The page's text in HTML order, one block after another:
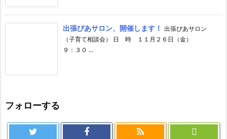
出張ぴあサロン、開催します！ 出張ぴあサロン
（子育て相談会） 日 時 １１月２６日（金）
９：３０ ...
フォローする